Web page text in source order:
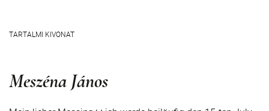
TARTALMI KIVONAT
Meszéna János